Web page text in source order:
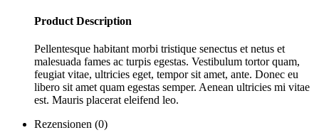
Product Description
Pellentesque habitant morbi tristique senectus et netus et
malesuada fames ac turpis egestas. Vestibulum tortor quam,
feugiat vitae, ultricies eget, tempor sit amet, ante. Donec eu
libero sit amet quam egestas semper. Aenean ultricies mi vitae
est. Mauris placerat eleifend leo.
Rezensionen (0)